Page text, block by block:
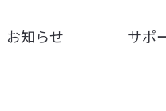
お知らせ
全体
サポ